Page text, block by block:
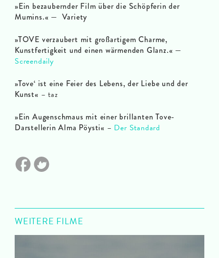
»Ein bezaubernder Film über die Schöpferin der
Mumins.« — Variety
»TOVE verzaubert mit großartigem Charme,
Kunstfertigkeit und einen wärmenden Glanz.« —
Screendaily
»Tove‘ ist eine Feier des Lebens, der Liebe und der
Kunst« – taz
»Ein Augenschmaus mit einer brillanten Tove-
Darstellerin Alma Pöysti« – Der Standard
WEITERE FILME